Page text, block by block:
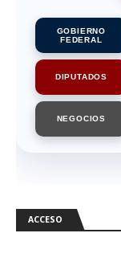
GOBIERNO
FEDERAL
DIPUTADOS
NEGOCIOS
ACCESO